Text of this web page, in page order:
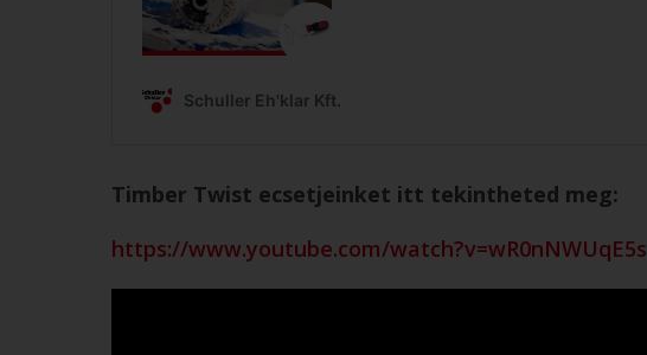
Timber Twist ecsetjeinket itt tekintheted meg:
https://www.youtube.com/watch?v=wR0nNWUqE5s